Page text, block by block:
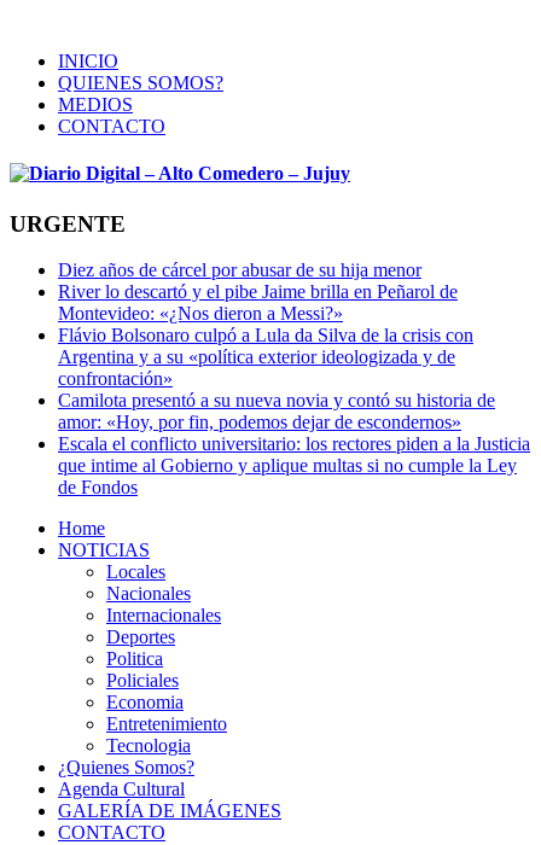
INICIO
QUIENES SOMOS?
MEDIOS
CONTACTO
URGENTE
Diez años de cárcel por abusar de su hija menor
River lo descartó y el pibe Jaime brilla en Peñarol de
Montevideo: «¿Nos dieron a Messi?»
Flávio Bolsonaro culpó a Lula da Silva de la crisis con
Argentina y a su «política exterior ideologizada y de
confrontación»
Camilota presentó a su nueva novia y contó su historia de
amor: «Hoy, por fin, podemos dejar de escondernos»
Escala el conflicto universitario: los rectores piden a la Justicia
que intime al Gobierno y aplique multas si no cumple la Ley
de Fondos
Home
NOTICIAS
Locales
Nacionales
Internacionales
Deportes
Politica
Policiales
Economia
Entretenimiento
Tecnologia
¿Quienes Somos?
Agenda Cultural
GALERÍA DE IMÁGENES
CONTACTO